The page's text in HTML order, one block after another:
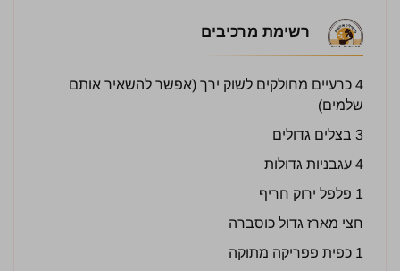
רשימת מרכיבים
4 כרעיים מחולקים לשוק ירך (אפשר להשאיר אותם
שלמים)
3 בצלים גדולים
4 עגבניות גדולות
1 פלפל ירוק חריף
חצי מארז גדול כוסברה
1 כפית פפריקה מתוקה